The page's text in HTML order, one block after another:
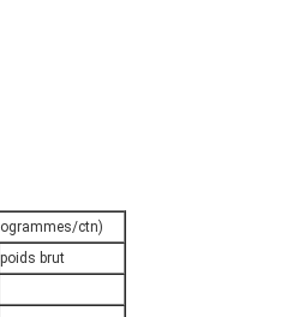
ctn)
poids brut